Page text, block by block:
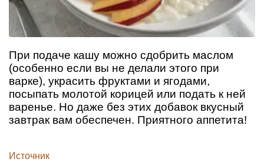
При подаче кашу можно сдобрить маслом
(особенно если вы не делали этого при
варке), украсить фруктами и ягодами,
посыпать молотой корицей или подать к ней
варенье. Но даже без этих добавок вкусный
завтрак вам обеспечен. Приятного аппетита!
Источник